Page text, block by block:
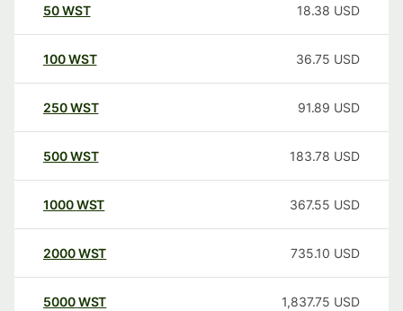
50WST 18.38 USD
100WST 36.75 USD
250WST 91.89 USD
500WST 183.78 USD
1000WST 367.55 USD
2000WST 735.10 USD
5000WST 1,837.75 USD